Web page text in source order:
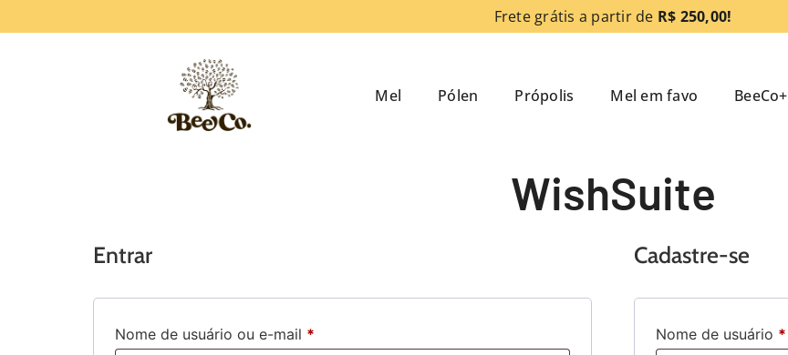
Frete grátis a partir de R$ 250,00!
Mel Pólen Própolis Mel em favo BeeCo+
WishSuite
Entrar
Nome de usuário ou e-mail *
Cadastre-se
Nome de usuário *